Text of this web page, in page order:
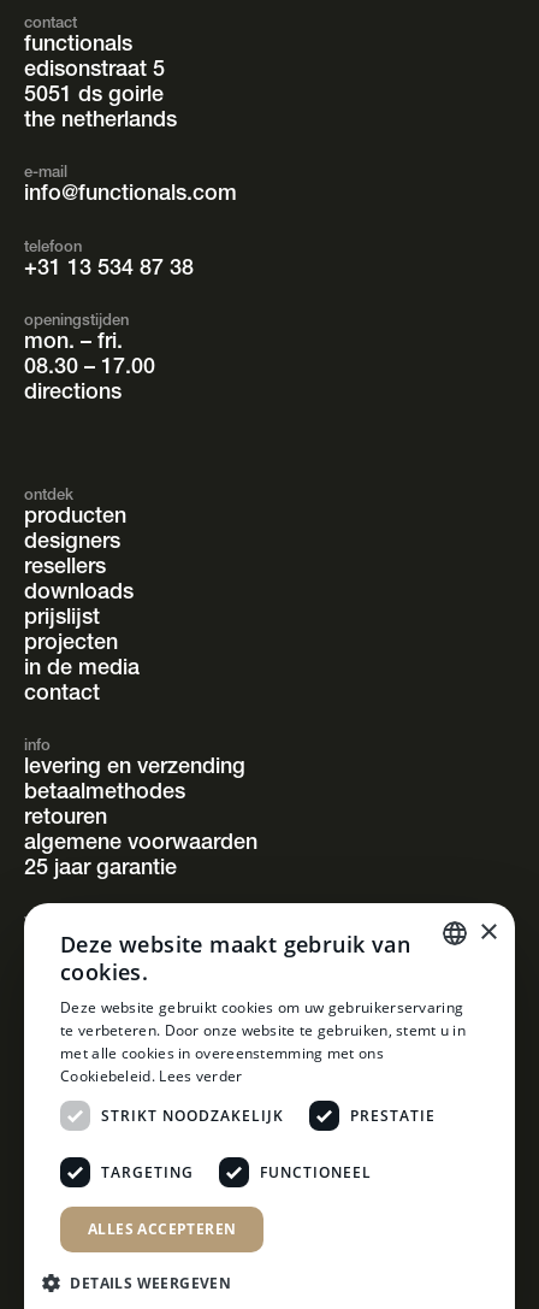
contact
functionals
edisonstraat 5
5051 ds goirle
the netherlands
e-mail
info@functionals.com
telefoon
+31 13 534 87 38
openingstijden
mon. – fri.
08.30 – 17.00
directions
ontdek
producten
designers
resellers
downloads
prijslijst
projecten
in de media
contact
info
levering en verzending
betaalmethodes
retouren
algemene voorwaarden
25 jaar garantie
volg ons
instagram
facebook
linkedin
DUTCH
×
Deze website maakt gebruik van
cookies.
Deze website gebruikt cookies om uw gebruikerservaring
te verbeteren. Door onze website te gebruiken, stemt u in
met alle cookies in overeenstemming met ons
Cookiebeleid. Lees verder
STRIKT NOODZAKELIJK
PRESTATIE
TARGETING FUNCTIONEEL
ALLES ACCEPTEREN
DETAILS WEERGEVEN